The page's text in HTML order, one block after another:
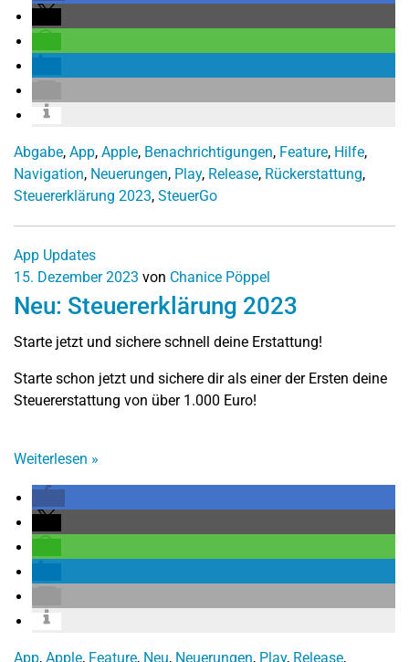
Abgabe, App, Apple, Benachrichtigungen, Feature, Hilfe,
Navigation, Neuerungen, Play, Release, Rückerstattung,
Steuererklärung 2023, SteuerGo
App Updates
15. Dezember 2023 von Chanice Pöppel
Neu: Steuererklärung 2023
Starte jetzt und sichere schnell deine Erstattung!
Starte schon jetzt und sichere dir als einer der Ersten deine
Steuererstattung von über 1.000 Euro!
Weiterlesen »
App, Apple, Feature, Neu, Neuerungen, Play, Release,